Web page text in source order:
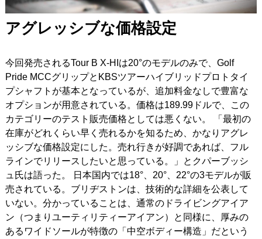
アグレッシブな価格設定
今回発売されるTour B X-HIは20°のモデルのみで、Golf
Pride MCCグリップとKBSツアーハイブリッドプロトタイ
プシャフトが基本となっているが、追加料金なしで豊富な
オプションが用意されている。価格は189.99ドルで、この
カテゴリーのテスト販売価格としては悪くない。 「最初の
在庫がどれくらい早く売れるかを知るため、かなりアグレ
ッシブな価格設定にした。売れ行きが好調であれば、フル
ラインでリリースしたいと思っている。」とクパーブッシ
ュ氏は語った。 日本国内では18°、20°、22°の3モデルが販
売されている。ブリヂストンは、技術的な詳細を公表して
いない。分かっていることは、通常のドライビングアイア
ン（つまりユーティリティーアイアン）と同様に、厚みの
あるワイドソールが特徴の「中空ボディー構造」だという